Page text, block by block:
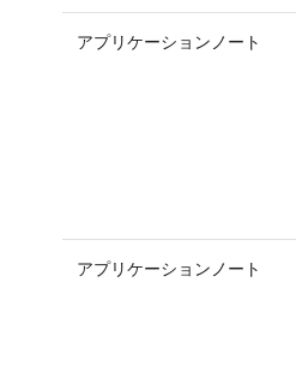
アプリケーションノート
アプリケーションノート